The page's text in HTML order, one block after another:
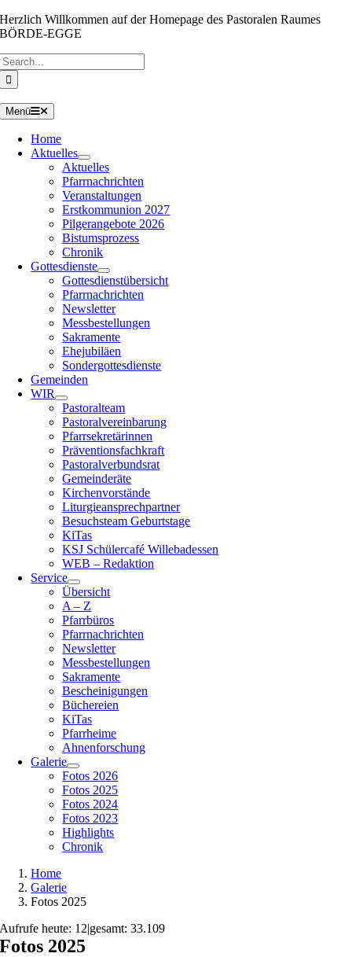
Zum
Inhalt
Herzlich Willkommen auf der Homepage des Pastoralen Raumes
BÖRDE-EGGE
Menü
Home
Aktuelles
Aktuelles
Pfarrnachrichten
Veranstaltungen
Erstkommunion 2027
Pilgerangebote 2026
Bistumsprozess
Chronik
Gottesdienste
Gottesdienstübersicht
Pfarrnachrichten
Newsletter
Messbestellungen
Sakramente
Ehejubiläen
Sondergottesdienste
Gemeinden
WIR
Pastoralteam
Pastoralvereinbarung
Pfarrsekretärinnen
Präventionsfachkraft
Pastoralverbundsrat
Gemeinderäte
Kirchenvorstände
Liturgieansprechpartner
Besuchsteam Geburtstage
KiTas
KSJ Schülercafé Willebadessen
WEB – Redaktion
Service
Übersicht
A – Z
Pfarrbüros
Pfarrnachrichten
Newsletter
Messbestellungen
Sakramente
Bescheinigungen
Büchereien
KiTas
Pfarrheime
Ahnenforschung
Galerie
Fotos 2026
Fotos 2025
Fotos 2024
Fotos 2023
Highlights
Chronik
Home
Galerie
Fotos 2025
Aufrufe heute: 12|gesamt: 33.109
Fotos 2025